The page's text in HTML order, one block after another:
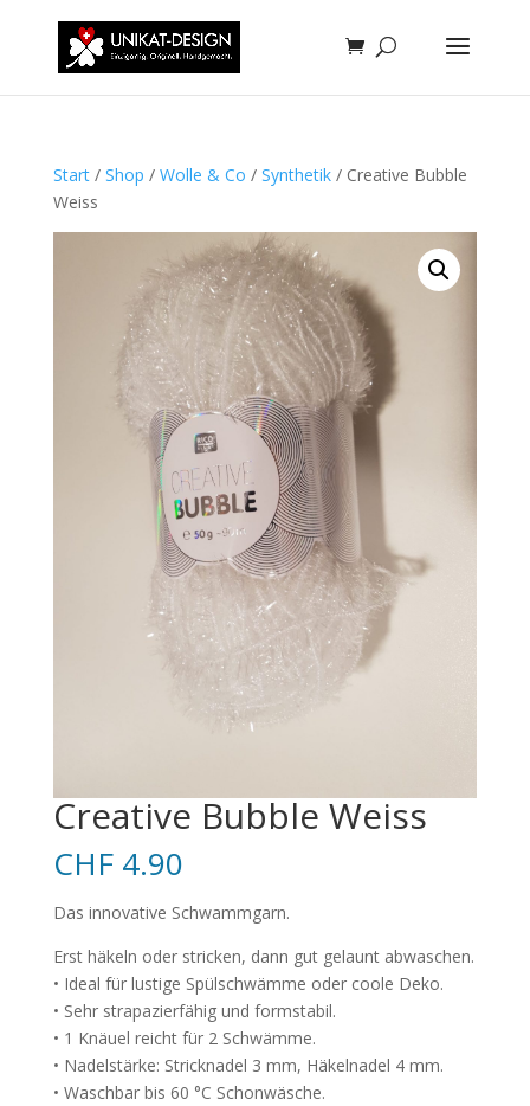
Start/ Shop / Wolle & Co / Synthetik/ Creative Bubble
Weiss
Creative Bubble Weiss
CHF4.90
Das innovative Schwammgarn.
Erst häkeln oder stricken, dann gut gelaunt abwaschen.
• Ideal für lustige Spülschwämme oder coole Deko.
• Sehr strapazierfähig und formstabil.
• 1 Knäuel reicht für 2 Schwämme.
• Nadelstärke: Stricknadel 3 mm, Häkelnadel 4 mm.
• Waschbar bis 60 °C Schonwäsche.